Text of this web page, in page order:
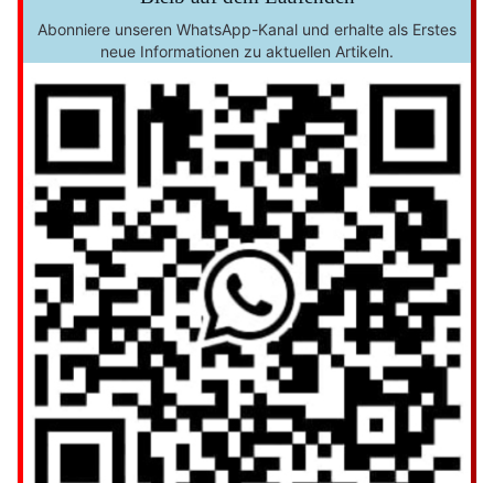
Abonniere unseren WhatsApp-Kanal und erhalte als Erstes
neue Informationen zu aktuellen Artikeln.